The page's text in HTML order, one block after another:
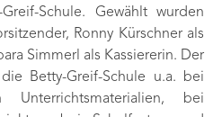
Schule. Gewählt wurden
Ronny Kürschner als
Simmerl als Kassiererin. Der
Betty-Greif-Schule u.a. bei
bei